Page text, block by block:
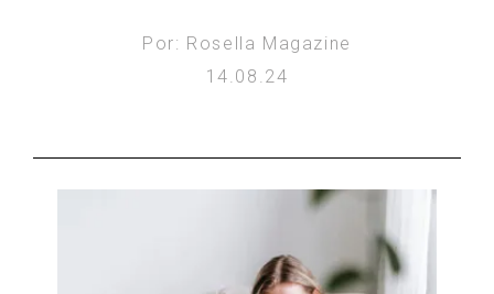
Por: Rosella Magazine
14.08.24